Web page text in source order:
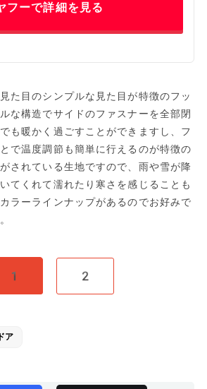
フーで詳細を見る
た目のシンプルな見た目が特徴のフッ
な構造でサイドのファスナーを全部閉
も暖かく過ごすことができますし、フ
で温度調節も簡単に行えるのが特徴の
されている生地ですので、雨や雪が降
てくれて濡れたり寒さを感じることも
ラーラインナップがあるのでお好みで
1 2
ア